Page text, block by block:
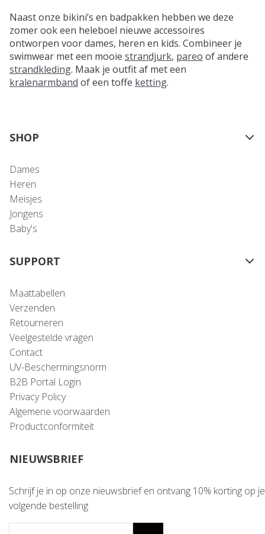
Naast onze bikini’s en badpakken hebben we deze
zomer ook een heleboel nieuwe accessoires
ontworpen voor dames, heren en kids. Combineer je
swimwear met een mooie strandjurk, pareo of andere
strandkleding. Maak je outfit af met een
kralenarmband of een toffe ketting.
SHOP
Dames
Heren
Meisjes
Jongens
Baby's
SUPPORT
Maattabellen
Verzenden
Retourneren
Veelgestelde vragen
Contact
UV-Beschermingsnorm
B2B Portal Login
Privacy Policy
Algemene voorwaarden
Productconformiteit
NIEUWSBRIEF
Schrijf je in op onze nieuwsbrief en ontvang 10% korting op je
volgende bestelling